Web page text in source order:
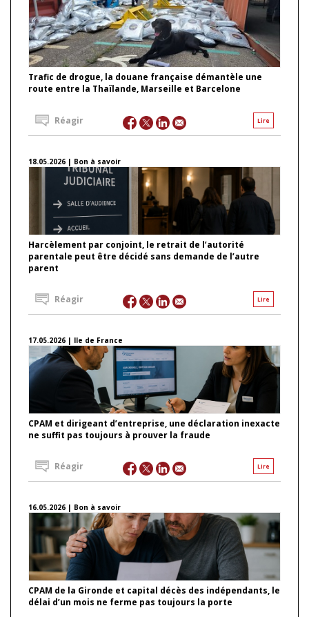
Trafic de drogue, la douane française démantèle une
route entre la Thaïlande, Marseille et Barcelone
Lire
Réagir
18.05.2026 | Bon à savoir
Harcèlement par conjoint, le retrait de l’autorité
parentale peut être décidé sans demande de l’autre
parent
Lire
Réagir
17.05.2026 | Ile de France
CPAM et dirigeant d’entreprise, une déclaration inexacte
ne suffit pas toujours à prouver la fraude
Lire
Réagir
16.05.2026 | Bon à savoir
CPAM de la Gironde et capital décès des indépendants, le
délai d’un mois ne ferme pas toujours la porte